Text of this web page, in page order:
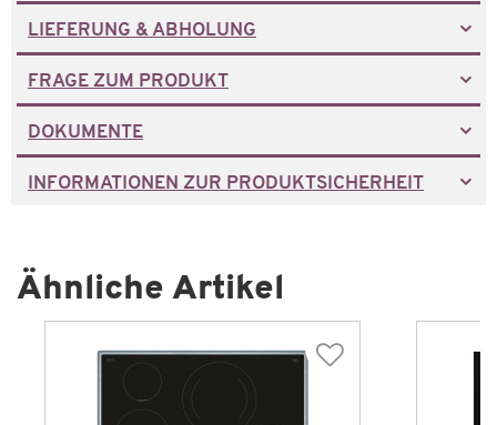
LIEFERUNG & ABHOLUNG
FRAGE ZUM PRODUKT
DOKUMENTE
INFORMATIONEN ZUR PRODUKTSICHERHEIT
Ähnliche Artikel